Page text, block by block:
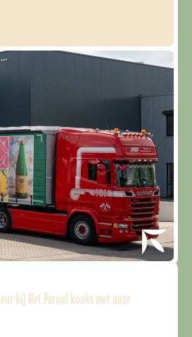
bij Het Parool kookt met onze